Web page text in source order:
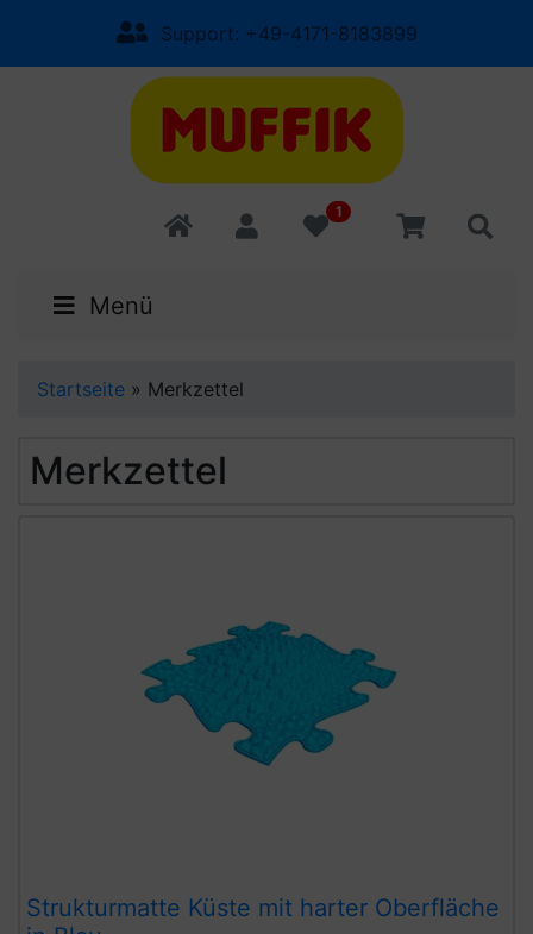
Support: +49-4171-8183899
1
Menü
Startseite » Merkzettel
Merkzettel
Strukturmatte Küste mit harter Oberfläche